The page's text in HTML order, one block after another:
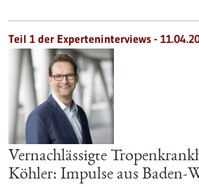
Teil 1 der Experteninterviews -
Vernachlässigte
Köhler: Impulse aus Baden-